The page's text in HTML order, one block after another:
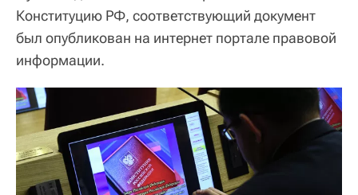
Конституцию РФ, соответствующий документ
был опубликован на интернет портале правовой
информации.